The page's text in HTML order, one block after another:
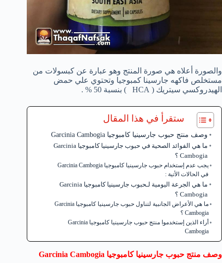
والصورة أعلاه هي صورة المنتج وهو عبارة عن كبسولات من
مستخلص فاكهه جارسينا كمبوجيا وتحتوي علي حمض
الهيدروكسي سيتريك ( HCA ) بنسبة 50 % .
ستقرأ في هذا المقال
وصف منتج حبوب جارسينيا كامبوجيا Garcinia Cambogia
ما هي الفوائد الصحية في حبوب جارسينيا كامبوجيا Garcinia
Cambogia ؟
يجب عدم إستخدام حبوب جارسينيا كامبوجيا Garcinia Cambogia
في الحالات الأتية :
ما هي الجرعة اليومية لـحبوب جارسينيا كامبوجيا Garcinia
Cambogia ؟
ما هي الأعراض الجانبية لتناول حبوب جارسينيا كامبوجيا Garcinia
Cambogia ؟
أراء الذين إستخدموا منتج حبوب جارسينيا كامبوجيا Garcinia
Cambogia
وصف منتج حبوب جارسينيا كامبوجيا Garcinia Cambogia